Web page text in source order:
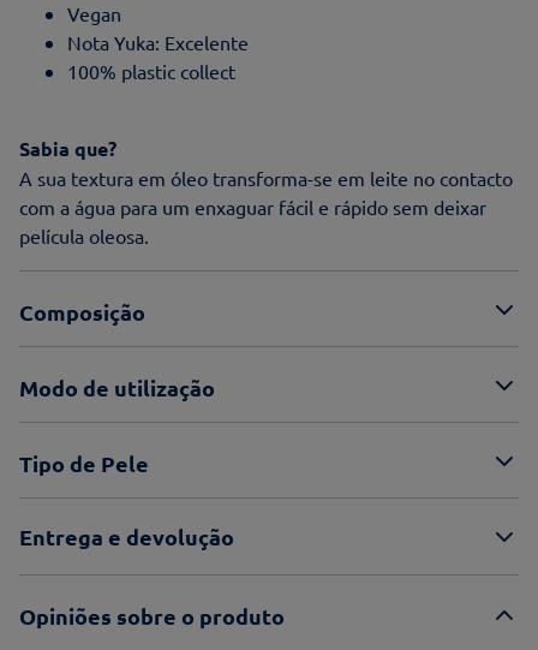
Vegan
Nota Yuka: Excelente
100% plastic collect
Sabia que?
A sua textura em óleo transforma-se em leite no contacto
com a água para um enxaguar fácil e rápido sem deixar
película oleosa.
Composição
Modo de utilização
Tipo de Pele
Entrega e devolução
Opiniões sobre o produto